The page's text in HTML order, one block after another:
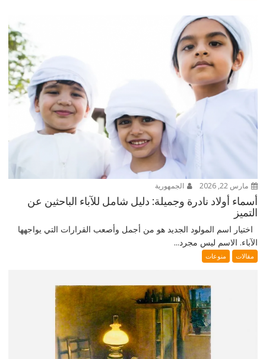
مارس 22, 2026 الجمهورية
أسماء أولاد نادرة وجميلة: دليل شامل للآباء الباحثين عن
التميز
اختيار اسم المولود الجديد هو من أجمل وأصعب القرارات التي يواجهها
الآباء. الاسم ليس مجرد...
مقالات منوعات